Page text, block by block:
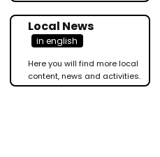
Local News
in english
Here you will find more local
content, news and activities.